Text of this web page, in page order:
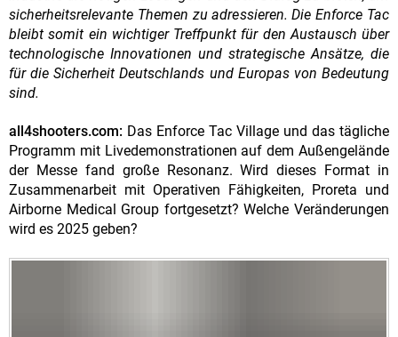
sicherheitsrelevante Themen zu adressieren. Die Enforce Tac
bleibt somit ein wichtiger Treffpunkt für den Austausch über
technologische Innovationen und strategische Ansätze, die
für die Sicherheit Deutschlands und Europas von Bedeutung
sind.
all4shooters.com: Das Enforce Tac Village und das tägliche
Programm mit Livedemonstrationen auf dem Außengelände
der Messe fand große Resonanz. Wird dieses Format in
Zusammenarbeit mit Operativen Fähigkeiten, Proreta und
Airborne Medical Group fortgesetzt? Welche Veränderungen
wird es 2025 geben?